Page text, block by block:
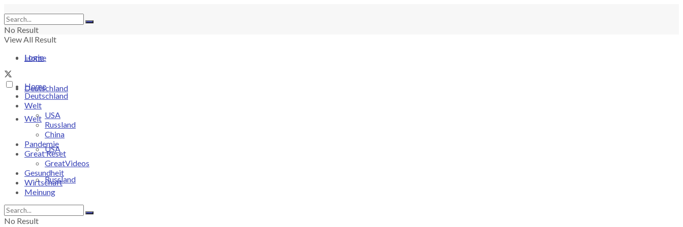
No Result
View All Result
Login
Home
Deutschland
Welt
USA
Russland
Home
Deutschland
Welt
USA
Russland
China
Pandemie
Great Reset
GreatVideos
Gesundheit
Wirtschaft
Meinung
No Result